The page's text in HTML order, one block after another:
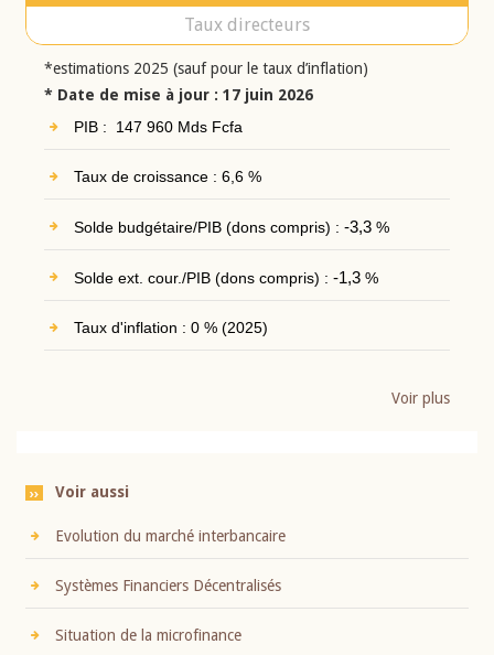
Taux directeurs
*estimations 2025 (sauf pour le taux d’inflation)
* Date de mise à jour : 17 juin 2026
PIB : 147 960 Mds Fcfa
Taux de croissance : 6,6 %
Solde budgétaire/PIB (dons compris) : -3,3%
Solde ext. cour./PIB (dons compris) : -1,3%
Taux d'inflation : 0 % (2025)
Voir plus
Voir aussi
Evolution du marché interbancaire
Systèmes Financiers Décentralisés
Situation de la microfinance